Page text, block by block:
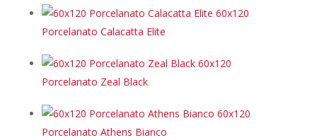
60x120
Porcelanato Calacatta Elite
60x120
Porcelanato Zeal Black
60x120
Porcelanato Athens Bianco